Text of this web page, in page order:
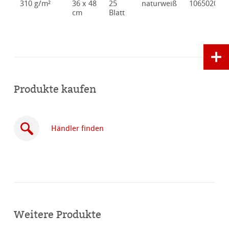
310 g/m²
36 x 48
cm
25
Blatt
naturweiß 10650202
Produkte kaufen
Händler finden
Weitere Produkte